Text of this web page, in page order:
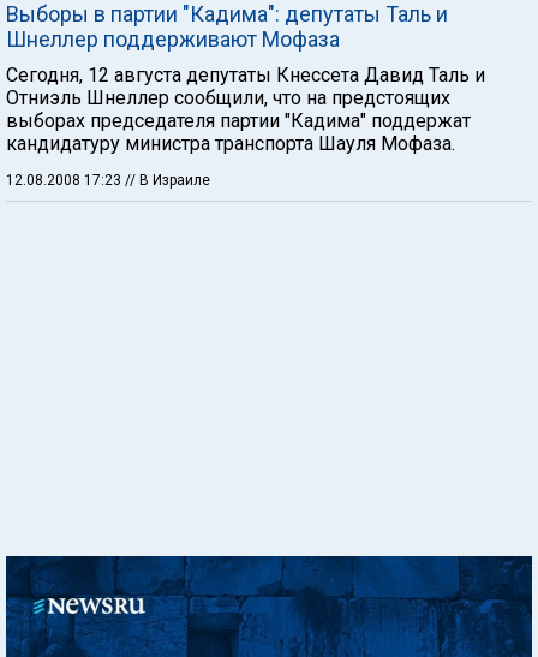
Выборы в партии "Кадима": депутаты Таль и
Шнеллер поддерживают Мофаза
Сегодня, 12 августа депутаты Кнессета Давид Таль и
Отниэль Шнеллер сообщили, что на предстоящих
выборах председателя партии "Кадима" поддержат
кандидатуру министра транспорта Шауля Мофаза.
12.08.2008 17:23 // В Израиле